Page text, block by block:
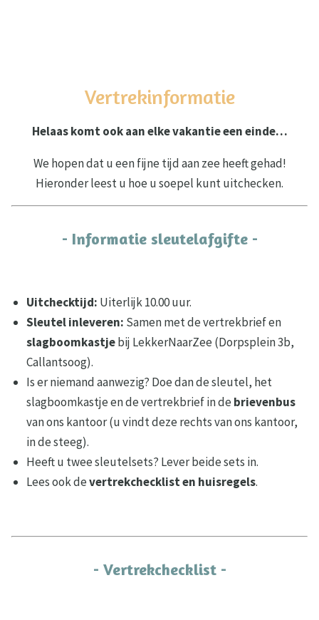
Vertrekinformatie
Helaas komt ook aan elke vakantie een einde…
We hopen dat u een fijne tijd aan zee heeft gehad!
Hieronder leest u hoe u soepel kunt uitchecken.
- Informatie sleutelafgifte -
Uitchecktijd: Uiterlijk 10.00 uur.
Sleutel inleveren: Samen met de vertrekbrief en
slagboomkastjebij LekkerNaarZee (Dorpsplein 3b,
Callantsoog).
Is er niemand aanwezig? Doe dan de sleutel, het
slagboomkastje en de vertrekbrief in de brievenbus
van ons kantoor (u vindt deze rechts van ons kantoor,
in de steeg).
Heeft u twee sleutelsets? Lever beide sets in.
Lees ook devertrekchecklist en huisregels.
- Vertrekchecklist -